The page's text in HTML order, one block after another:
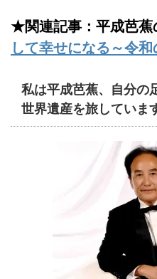
★関連記事：平成芭蕉
して幸せになる～令和
私は平成芭蕉、自分の
世界遺産を旅していま